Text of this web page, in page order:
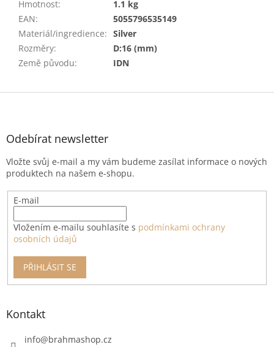
Hmotnost:
1.1 kg
EAN:
5055796535149
Materiál/ingredience: Silver
Rozměry:
D:16 (mm)
Země původu: IDN
Z
Odebírat newsletter
Vložte svůj e-mail a my vám budeme zasílat informace o nových
produktech na našem e-shopu.
E-mail
Vložením e-mailu souhlasíte s podmínkami ochrany
osobních údajů
PŘIHLÁSIT SE
Kontakt
info@brahmashop.cz